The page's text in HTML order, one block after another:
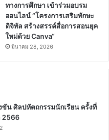
ทางการศึกษา เข้าร่วมอบรม
ออนไลน์ “โครงการเสริมทักษะ
ดิจิทัล สร้างสรรค์สื่อการสอนยุค
ใหม่ด้วย Canva“
มีนาคม 28, 2026
น ศิลปหัตถกรรมนักเรียน ครั้งที่
2566